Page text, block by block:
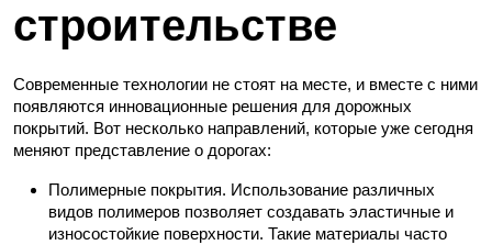
строительстве
Современные технологии не стоят на месте, и вместе с ними
появляются инновационные решения для дорожных
покрытий. Вот несколько направлений, которые уже сегодня
меняют представление о дорогах:
Полимерные покрытия. Использование различных
видов полимеров позволяет создавать эластичные и
износостойкие поверхности. Такие материалы часто